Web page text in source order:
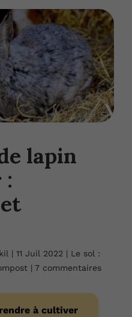
lapin
:
|11 Juil 2022 | Le sol :
|7 commentaires
à cultiver